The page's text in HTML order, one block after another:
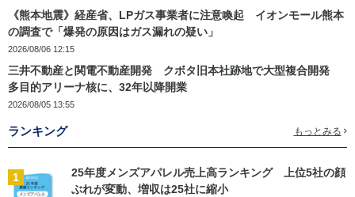
《熊本地震》経産省、LPガス事業者に注意喚起 イオンモール熊本
の調査で「爆発の原因はガス漏れの疑い」
2026/08/06 12:15
三井不動産と関電不動産開発 クボタ旧本社跡地で大型複合開発
多目的アリーナ核に、32年以降開業
2026/08/05 13:55
ランキング もっとみる
1
25年度メンズアパレル売上高ランキング 上位5社の顔
ぶれが変動、増収は25社に縮小